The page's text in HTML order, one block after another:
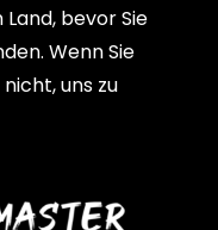
bevor Sie
Wenn Sie
uns zu